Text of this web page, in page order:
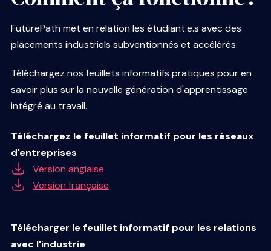
FuturePath met en relation les étudiant.e.s avec des
placements industriels subventionnés et accélérés.
Téléchargez nos feuillets informatifs pratiques pour en
savoir plus sur la nouvelle génération d'apprentissage
intégré au travail.
Téléchargez le feuillet informatif pour les réseaux
d'entreprises
Version anglaise
Version française
Télécharger le feuillet informatif pour les relations
avec l'industrie